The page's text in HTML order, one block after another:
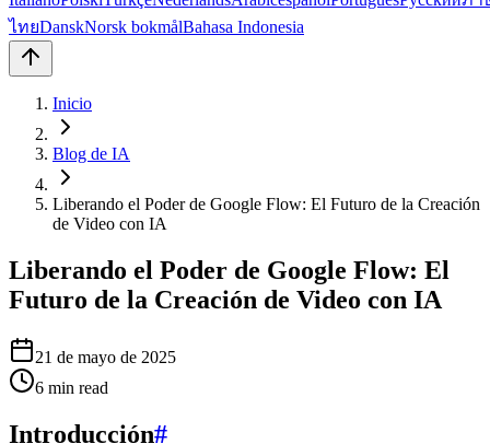
ไทยDanskNorsk bokmålBahasa Indonesia
Inicio
Blog de IA
Liberando el Poder de Google Flow: El Futuro de la Creación
de Video con IA
Liberando el Poder de Google Flow: El
Futuro de la Creación de Video con IA
21 de mayo de 2025
6 min read
Introducción#